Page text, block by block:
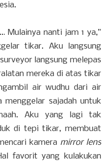
Mulainya nanti jam 1 ya,”
tikar. Aku langsung
langsung melepas
mereka di atas tikar
air wudhu dari air
menggelar sajadah untuk
Aku yang lagi tak
di tepi tikar, membuat
kamera mirror lens
favorit yang kulakukan